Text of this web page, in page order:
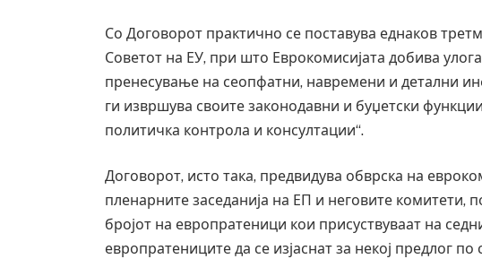
Со Договорот практично се поставува еднаков
Советот на ЕУ, при што Еврокомисијата добива
пренесување на сеопфатни, навремени и детални
ги извршува своите законодавни и буџетски
политичка контрола и консултации“.
Договорот, исто така, предвидува обврска на
пленарните заседанија на ЕП и неговите комитети,
бројот на европратеници кои присуствуваат на
европратениците да се изјаснат за некој предлог